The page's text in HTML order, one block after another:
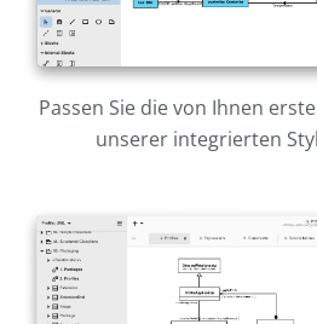
Passen Sie die von Ihnen
unserer integrierten